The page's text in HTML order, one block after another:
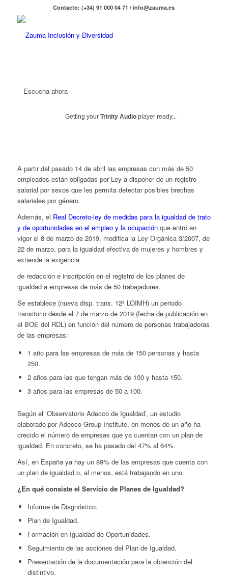
Contacto: (+34) 91 000 04 71 / info@zauma.es
Escucha ahora
Getting your Trinity Audioplayer ready...
A partir del pasado 14 de abril las empresas con más de 50
empleados están obligadas por Ley a disponer de un registro
salarial por sexos que les permita detectar posibles brechas
salariales por género.
Además, el Real Decreto-ley de medidas para la igualdad de trato
y de oportunidades en el empleo y la ocupaciónque entró en
vigor el 8 de marzo de 2019, modifica la Ley Orgánica 3/2007, de
22 de marzo, para la igualdad efectiva de mujeres y hombres y
extiende la exigencia
de redacción e inscripción en el registro de los planes de
igualdad a empresas de más de 50 trabajadores.
Se establece (nueva disp. trans. 12ª LOIMH) un periodo
transitorio desde el 7 de marzo de 2019 (fecha de publicación en
el BOE del RDL) en función del número de personas trabajadoras
de las empresas:
1 año para las empresas de más de 150 personas y hasta
250.
2 años para las que tengan más de 100 y hasta 150.
3 años para las empresas de 50 a 100.
Según el ‘Observatorio Adecco de Igualdad’, un estudio
elaborado por Adecco Group Institute, en menos de un año ha
crecido el número de empresas que ya cuentan con un plan de
igualdad. En concreto, se ha pasado del 47% al 64%.
Así, en España ya hay un 89% de las empresas que cuenta con
un plan de igualdad o, al menos, está trabajando en uno.
¿En qué consiste el Servicio de Planes de Igualdad?
Informe de Diagnóstico.
Plan de Igualdad.
Formación en Igualdad de Oportunidades.
Seguimiento de las acciones del Plan de Igualdad.
Presentación de la documentación para la obtención del
distintivo.